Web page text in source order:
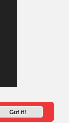
Got it!